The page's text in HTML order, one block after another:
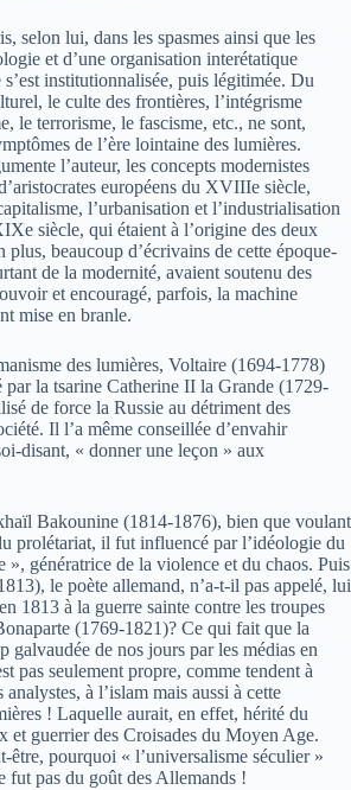
selon lui, dans les spasmes ainsi que les
et d’une organisation interétatique
institutionnalisée, puis légitimée. Du
le culte des frontières, l’intégrisme
le terrorisme, le fascisme, etc., ne sont,
de l’ère lointaine des lumières.
l’auteur, les concepts modernistes
européens du XVIIIe siècle,
l’urbanisation et l’industrialisation
siècle, qui étaient à l’origine des deux
plus, beaucoup d’écrivains de cette époque-
de la modernité, avaient soutenu des
et encouragé, parfois, la machine
mise en branle.
des lumières, Voltaire (1694-1778)
par la tsarine Catherine II la Grande (1729-
de force la Russie au détriment des
Il l’a même conseillée d’envahir
disant, « donner une leçon » aux
Bakounine (1814-1876), bien que voulant
prolétariat, il fut influencé par l’idéologie du
», génératrice de la violence et du chaos. Puis
le poète allemand, n’a-t-il pas appelé, lui
1813 à la guerre sainte contre les troupes
(1769-1821)? Ce qui fait que la
galvaudée de nos jours par les médias en
pas seulement propre, comme tendent à
à l’islam mais aussi à cette
! Laquelle aurait, en effet, hérité du
et guerrier des Croisades du Moyen Age.
être, pourquoi « l’universalisme séculier »
fut pas du goût des Allemands !